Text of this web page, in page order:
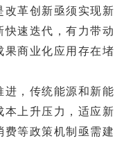
改革创新亟须实现新
快速迭代，有力带动
果商业化应用存在堵
进，传统能源和新能
本上升压力，适应新
等政策机制亟需建